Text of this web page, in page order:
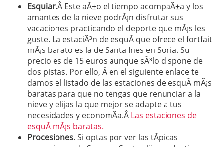
Esquiar.Â Este aÃ±o el tiempo acompaÃ±a y los
amantes de la nieve podrÃ¡n disfrutar sus
vacaciones practicando el deporte que mÃ¡s les
guste. La estaciÃ³n de esquÃ­ que ofrece el fortfait
mÃ¡s barato es la de Santa Ines en Soria. Su
precio es de 15 euros aunque sÃ³lo dispone de
dos pistas. Por ello, Â en el siguiente enlace te
damos el listado de las estaciones de esquÃ­ mÃ¡s
baratas para que no tengas que renunciar a la
nieve y elijas la que mejor se adapte a tus
necesidades y economÃ­a.Â Las estaciones de
esquÃ­ mÃ¡s baratas.
Procesiones. Si optas por ver las tÃ­picas